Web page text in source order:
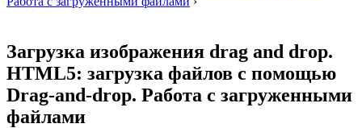
Загрузка изображения drag and drop.
HTML5: загрузка файлов с помощью
Drag-and-drop. Работа с загруженными
файлами